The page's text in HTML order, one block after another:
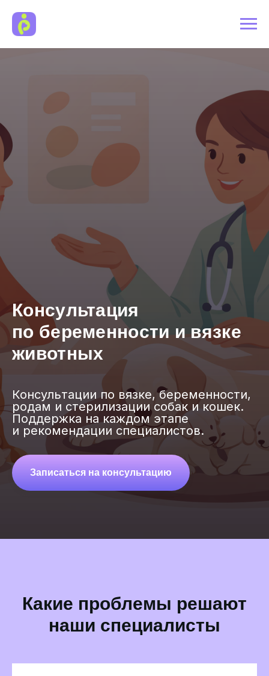
Консультация
по беременности и вязке
животных
Консультации по вязке, беременности,
родам и стерилизации собак и кошек.
Поддержка на каждом этапе
и рекомендации специалистов.
Записаться на консультацию
Какие проблемы решают
наши специалисты